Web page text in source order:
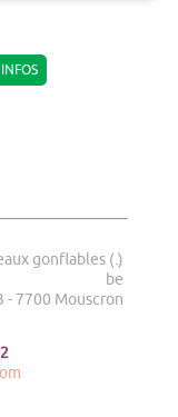
gonflables (.)
be
- 7700 Mouscron